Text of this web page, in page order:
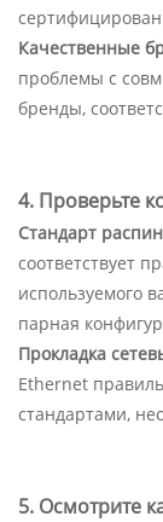
Качественные
проблемы с
бренды,
4. Проверьте
Стандарт
соответствует
используемого
парная
Прокладка
Ethernet
стандартами,
5. Осмотрите